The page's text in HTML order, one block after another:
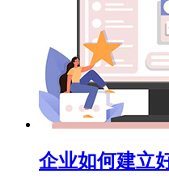
企业如何建立